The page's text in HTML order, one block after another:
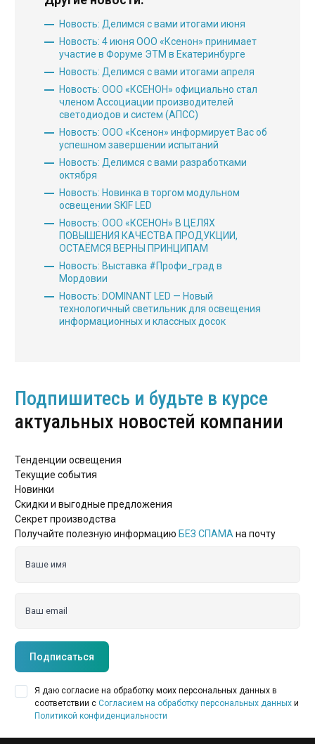
Новость: Делимся с вами итогами июня
Новость: 4 июня ООО «Ксенон» принимает
участие в Форуме ЭТМ в Екатеринбурге
Новость: Делимся с вами итогами апреля
Новость: ООО «КСЕНОН» официально стал
членом Ассоциации производителей
светодиодов и систем (АПСС)
Новость: ООО «Ксенон» информирует Вас об
успешном завершении испытаний
Новость: Делимся с вами разработками
октября
Новость: Новинка в торгом модульном
освещении SKIF LED
Новость: ООО «КСЕНОН» В ЦЕЛЯХ
ПОВЫШЕНИЯ КАЧЕСТВА ПРОДУКЦИИ,
ОСТАЁМСЯ ВЕРНЫ ПРИНЦИПАМ
Новость: Выставка #Профи_град в
Мордовии
Новость: DOMINANT LED — Новый
технологичный светильник для освещения
информационных и классных досок
Подпишитесь и будьте в курсе
актуальных новостей компании
Тенденции освещения
Текущие события
Новинки
Скидки и выгодные предложения
Секрет производства
Получайте полезную информацию БЕЗ СПАМАна почту
Ваше имя
Ваш email
Подписаться
Я даю согласие на обработку моих персональных данных в
соответствии с Согласием на обработку персональных данных и
Политикой конфиденциальности